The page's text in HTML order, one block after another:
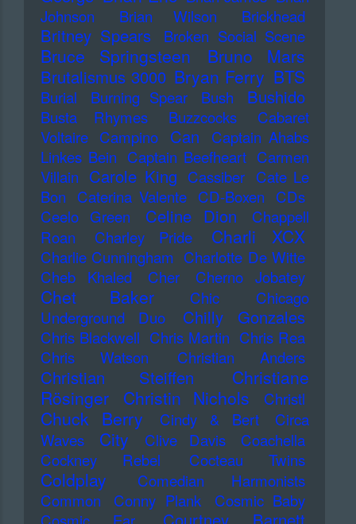
Johnson
Brian Wilson Brickhead
Britney Spears Broken Social Scene
Bruce Springsteen Bruno Mars
Brutalismus 3000 Bryan Ferry BTS
Burial Burning Spear Bush Bushido
Busta Rhymes Buzzcocks
Cabaret
Voltaire Campino Can
Captain Ahabs
Linkes Bein Captain Beefheart Carmen
Villain Carole King Cassiber Cate Le
Bon
Caterina Valente CD-Boxen
CDs
Ceelo Green
Celine Dion
Chappell
Roan
Charley Pride Charli XCX
Charlie Cunningham Charlotte De Witte
Cheb Khaled
Cher Cherno Jobatey
Chet Baker Chic
Chicago
Underground Duo
Chilly Gonzales
Chris Blackwell Chris Martin Chris Rea
Chris Watson
Christian Anders
Christian Steiffen
Christiane
Rösinger
Christin Nichols Christl
Chuck Berry Cindy & Bert
Circa
Waves
City Clive Davis
Coachella
Cockney Rebel
Cocteau Twins
Coldplay
Comedian Harmonists
Common
Conny Plank
Cosmic Baby